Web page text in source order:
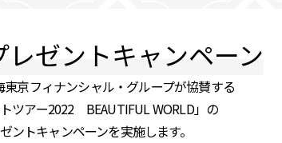
ゼントキャンペーン
京フィナンシャル・グループが協賛する
ツアー2022 BEAUTIFUL WORLD」の
ントキャンペーンを実施します。